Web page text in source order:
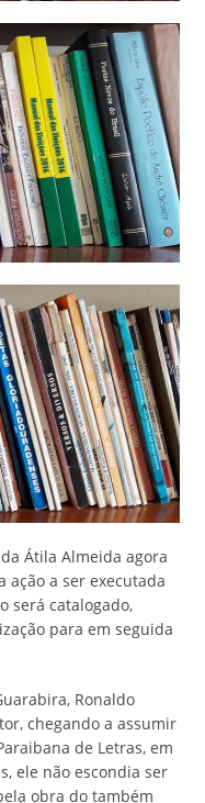
Átila Almeida agora
a ser executada
será catalogado,
para em seguida
Ronaldo
chegando a assumir
de Letras, em
ele não escondia ser
obra do também